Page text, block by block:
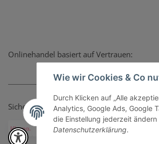
Wie wir Cookies & Co
Durch Klicken auf „Alle
Analytics, Google Ads, Google
die Einstellung jederzeit
Datenschutzerklärung.
Onlinehandel basiert auf Vertrauen:
Sicher bezahlen via: